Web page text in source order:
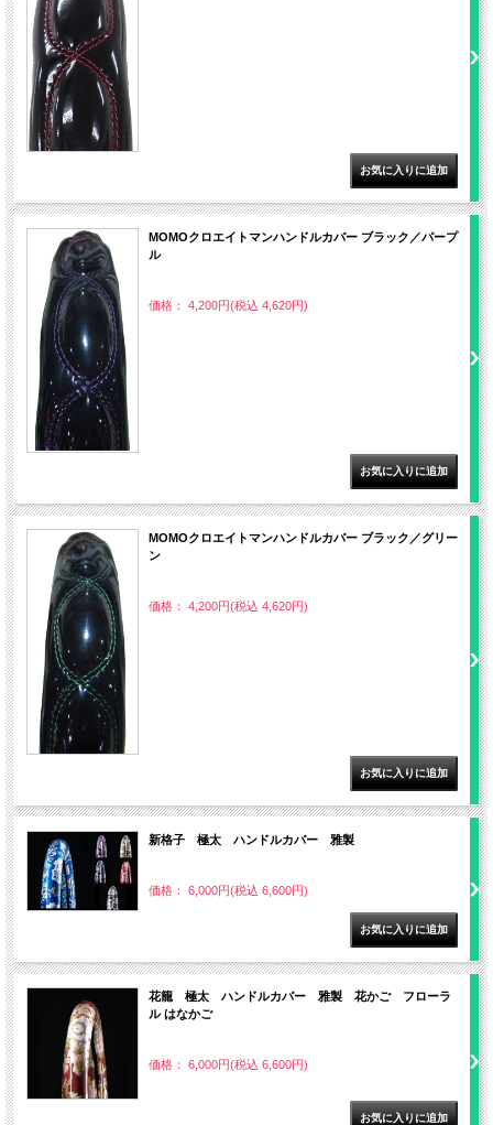
MOMOクロエイトマンハンドルカバー ブラック／パープ
ル
価格： 4,200円(税込 4,620円)
MOMOクロエイトマンハンドルカバー ブラック／グリー
ン
価格： 4,200円(税込 4,620円)
新格子 極太 ハンドルカバー 雅製
価格： 6,000円(税込 6,600円)
花籠 極太 ハンドルカバー 雅製 花かご フローラ
ル はなかご
価格： 6,000円(税込 6,600円)